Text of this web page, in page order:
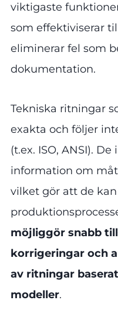
viktigaste
som effektiviserar
eliminerar fel som
dokumentation.
Tekniska ritningar
exakta och följer
(t.ex. ISO, ANSI).
information om
vilket gör att de
möjliggör snabb
korrigeringar och
av ritningar
modeller.